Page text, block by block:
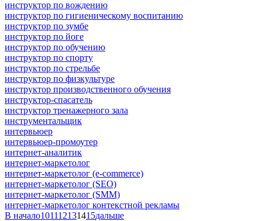
инструктор по вождению
инструктор по гигиеническому воспитанию
инструктор по зумбе
инструктор по йоге
инструктор по обучению
инструктор по спорту
инструктор по стрельбе
инструктор по физкультуре
инструктор производственного обучения
инструктор-спасатель
инструктор тренажерного зала
инструментальщик
интервьюер
интервьюер-промоутер
интернет-аналитик
интернет-маркетолог
интернет-маркетолог (e-commerce)
интернет-маркетолог (SEO)
интернет-маркетолог (SMM)
интернет-маркетолог контекстной рекламы
В начало101112131415дальше